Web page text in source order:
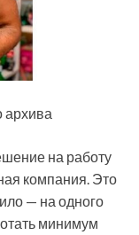
архива
на работу
компания. Это
— на одного
минимум